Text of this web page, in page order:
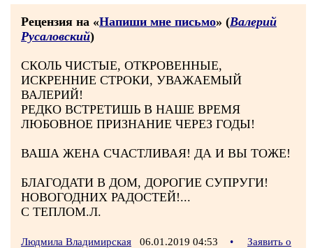
Рецензия на «Напиши мне письмо» (Валерий
Русаловский)
СКОЛЬ ЧИСТЫЕ, ОТКРОВЕННЫЕ,
ИСКРЕННИЕ СТРОКИ, УВАЖАЕМЫЙ
ВАЛЕРИЙ!
РЕДКО ВСТРЕТИШЬ В НАШЕ ВРЕМЯ
ЛЮБОВНОЕ ПРИЗНАНИЕ ЧЕРЕЗ ГОДЫ!
ВАША ЖЕНА СЧАСТЛИВАЯ! ДА И ВЫ ТОЖЕ!
БЛАГОДАТИ В ДОМ, ДОРОГИЕ СУПРУГИ!
НОВОГОДНИХ РАДОСТЕЙ!...
С ТЕПЛОМ.Л.
Людмила Владимирская 06.01.2019 04:53 •
Заявить о